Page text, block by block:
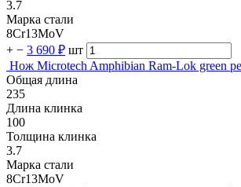
3.7
Марка стали
8Cr13MoV
+ − 3 690 ₽ шт
Нож Microtech Amphibian Ram-Lok green
Общая длина
235
Длина клинка
100
Толщина клинка
3.7
Марка стали
8Cr13MoV